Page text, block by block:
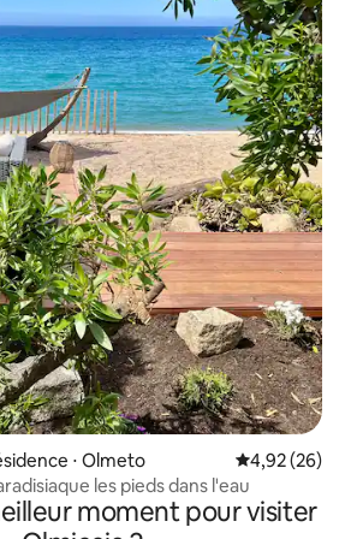
⋅ Olmeto Évaluation
4,92 (26)
les pieds dans l'eau
moment pour visiter